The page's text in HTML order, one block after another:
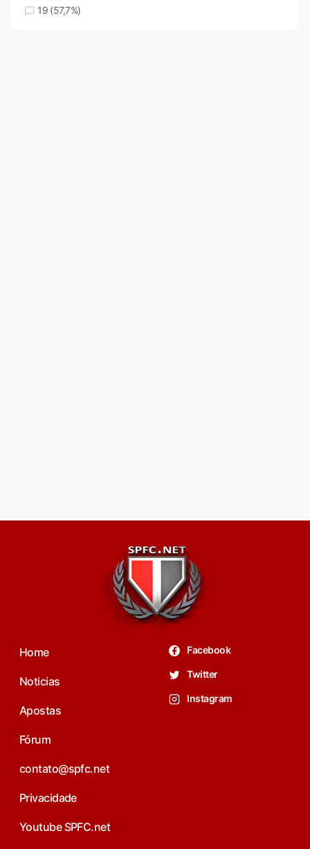
19 (57,7%)
Home
Noticias
Apostas
Fórum
contato@spfc.net
Privacidade
Youtube SPFC.net
Facebook
Twitter
Instagram